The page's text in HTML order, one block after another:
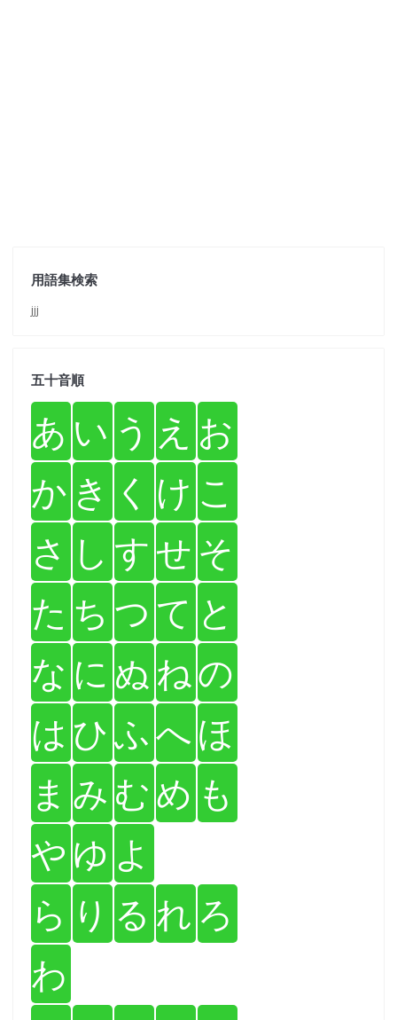
用語集検索
jjj
五十音順
あ い う え お
か き く け こ
さ し すせ そ
た ち つ て と
な に ぬ ねの
は ひふへほ
ま み むめ も
や ゆ よ
ら り る れ ろ
わ